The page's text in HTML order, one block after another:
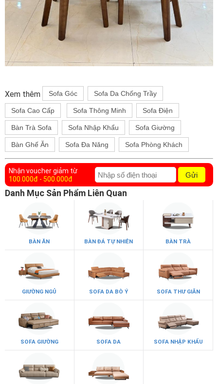
Xem thêm Sofa Góc Sofa Da Chống Trầy
Sofa Cao Cấp Sofa Thông Minh Sofa Điện
Bàn Trà Sofa Sofa Nhập Khẩu Sofa Giường
Bàn Ghế Ăn Sofa Đa Năng Sofa Phòng Khách
Nhận voucher giảm từ
100.000đ - 500.000đ
Gửi
Danh Mục Sản Phẩm Liên Quan
BÀN ĂN BÀN ĐÁ TỰ NHIÊN BÀN TRÀ
GIƯỜNG NGỦ SOFA DA BÒ Ý SOFA THƯ GIÃN
SOFA GIƯỜNG SOFA DA SOFA NHẬP KHẨU